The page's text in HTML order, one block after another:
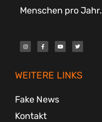
Menschen pro Jahr.
I
n
s
a
m
F
a
c
k
-
Y
o
u
T
w
i
WEITERE LINKS
Fake News
Kontakt